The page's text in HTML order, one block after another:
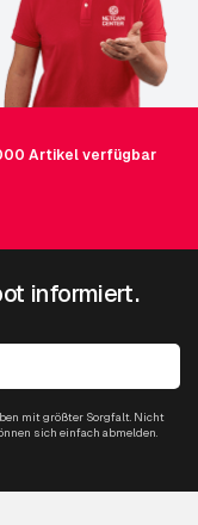
Artikel verfügbar
informiert.
mit größter Sorgfalt. Nicht
sich einfach abmelden.